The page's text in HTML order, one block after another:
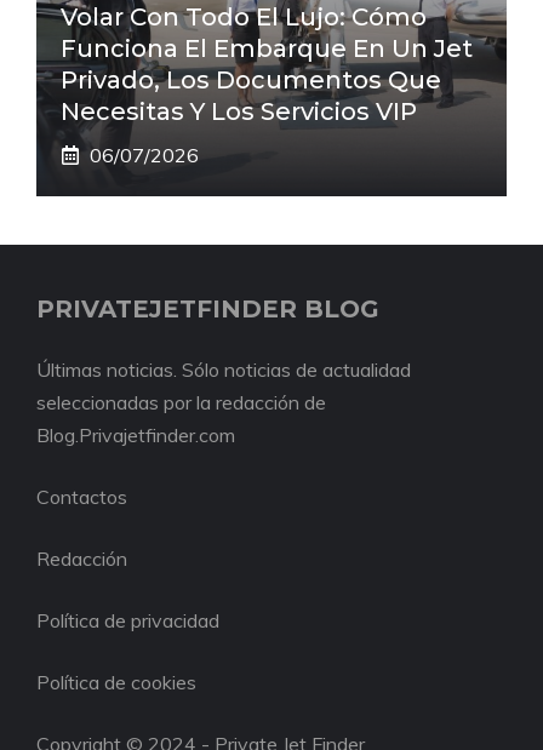
Volar Con Todo El Lujo: Cómo
Funciona El Embarque En Un Jet
Privado, Los Documentos Que
Necesitas Y Los Servicios VIP
06/07/2026
PRIVATEJETFINDER BLOG
Últimas noticias. Sólo noticias de actualidad
seleccionadas por la redacción de
Blog.Privajetfinder.com
Contactos
Redacción
Política de privacidad
Política de cookies
Copyright © 2024 - Private Jet Finder